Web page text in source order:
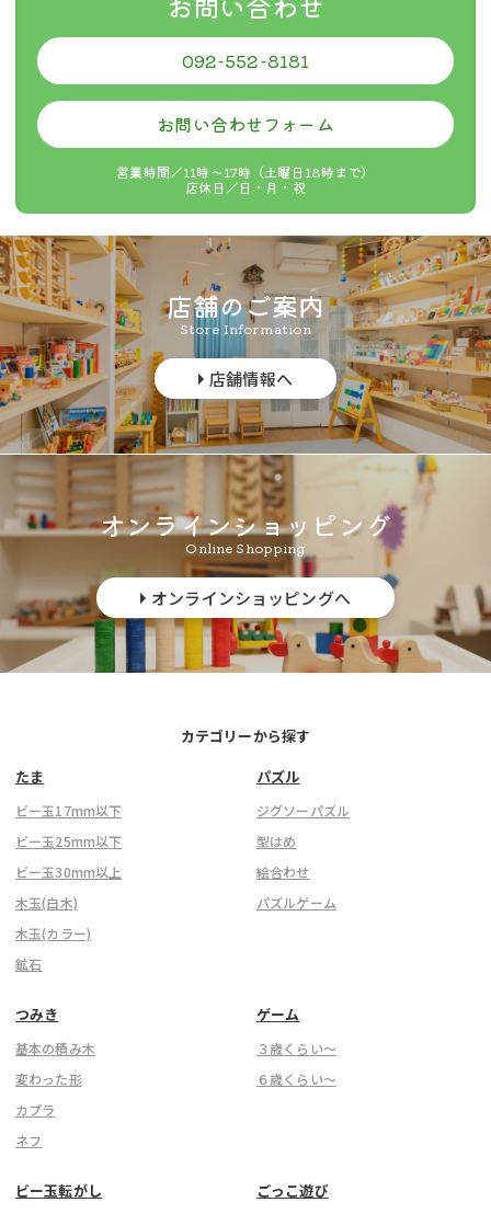
ご購入金額 お買い上げ金額に関係なく
全ての地域 330円
info@tsumikiya.jp
092-552-8181
お問い合わせフォーム
営業時間／11時〜17時（土曜日18時まで）
店休日／日・月・祝
店舗のご案内
Store Information
店舗情報へ
オンラインショッピング
Online Shopping
オンラインショッピングへ
カテゴリーから探す
たま
ビー玉17mm以下
ビー玉25mm以下
ビー玉30mm以上
木玉(白木)
木玉(カラー)
鉱石
パズル
ジグソーパズル
型はめ
絵合わせ
パズルゲーム
つみき
基本の積み木
変わった形
カプラ
ネフ
ゲーム
３歳くらい〜
６歳くらい〜
ビー玉転がし ごっこ遊び